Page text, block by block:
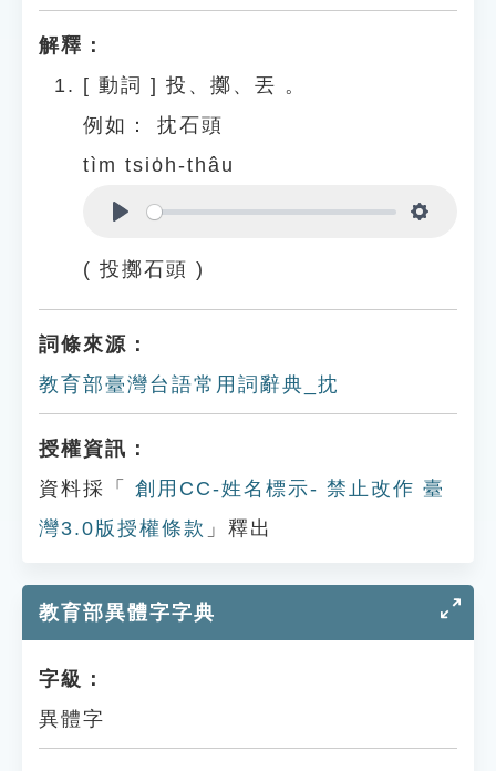
解釋：
[ 動詞 ] 投、擲、丟 。
例如：
抌石頭
tìm tsio̍h-thâu
( 投擲石頭 )
詞條來源：
教育部臺灣台語常用詞辭典_抌
授權資訊：
資料採「
創用CC-姓名標示- 禁止改作 臺
灣3.0版授權條款 」釋出
教育部異體字字典
字級：
異體字